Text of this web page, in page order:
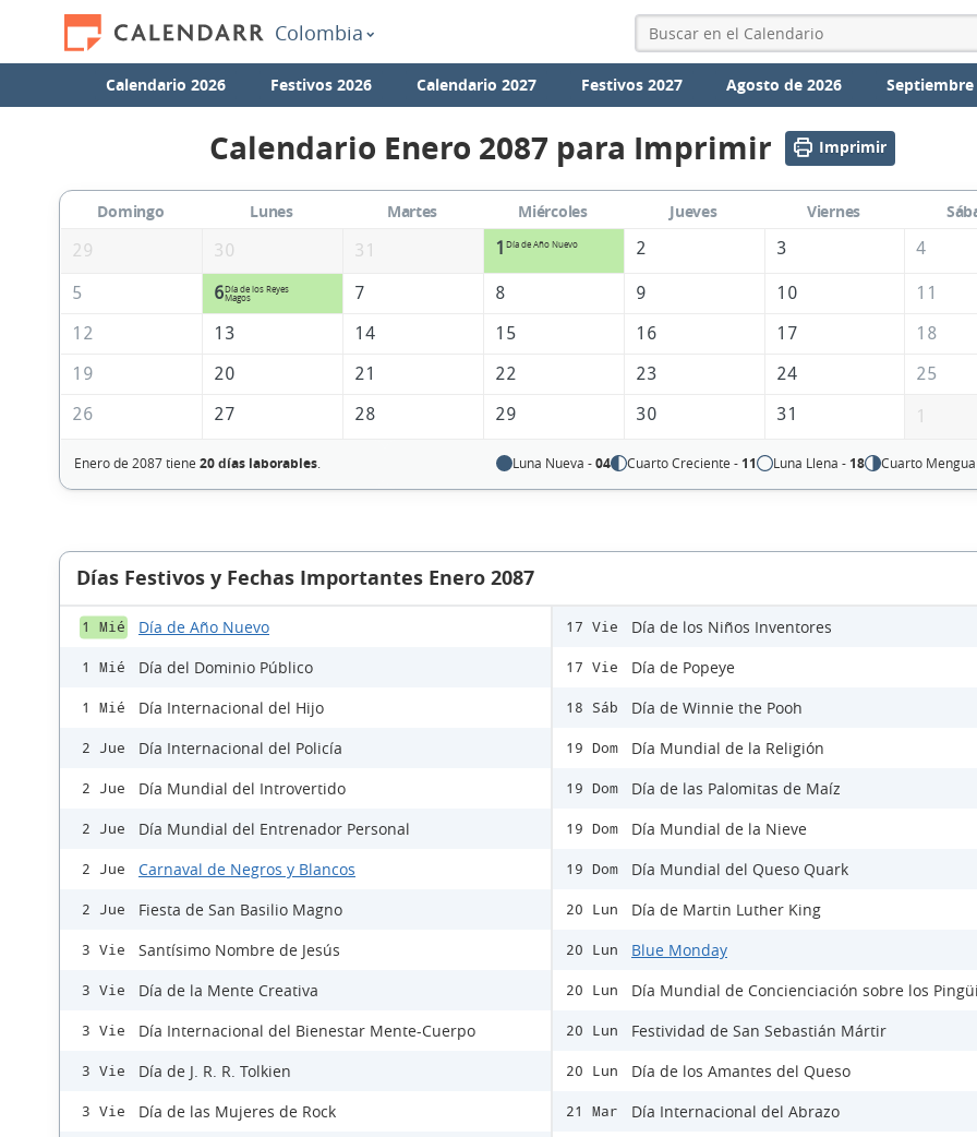
Colombia
Calendario 2026 Festivos 2026 Calendario 2027 Festivos 2027 Agosto de 2026 Septiembre
Calendario Enero 2087 para Imprimir Imprimir
Domingo Lunes Martes Miércoles Jueves Viernes
29
30 31 1 Día de Año Nuevo 2 3 4
5 6Día de los Reyes
Magos
7 8 9 10
11
12
13 14 15 16 17
18
19
20 21 22 23 24
25
26
27 28 29 30 31 1
Enero de 2087 tiene 20 días laborables. Luna Nueva -04 Cuarto Creciente - 11 Luna Llena - 18 Cuarto
Días Festivos y Fechas Importantes Enero 2087
1 Mié Día de Año Nuevo
1 Mié Día del Dominio Público
1 Mié Día Internacional del Hijo
2 Jue Día Internacional del Policía
2 Jue Día Mundial del Introvertido
2 Jue Día Mundial del Entrenador Personal
2 Jue Carnaval de Negros y Blancos
2 Jue Fiesta de San Basilio Magno
3 Vie Santísimo Nombre de Jesús
3 Vie Día de la Mente Creativa
3 Vie Día Internacional del Bienestar Mente-Cuerpo
3 Vie Día de J. R. R. Tolkien
3 Vie Día de las Mujeres de Rock
17 Vie Día de los Niños Inventores
17 Vie Día de Popeye
18 Sáb Día de Winnie the Pooh
19 Dom Día Mundial de la Religión
19 Dom Día de las Palomitas de Maíz
19 Dom Día Mundial de la Nieve
19 Dom Día Mundial del Queso Quark
20 Lun Día de Martin Luther King
20 Lun Blue Monday
20 Lun Día Mundial de Concienciación sobre los
20 Lun Festividad de San Sebastián Mártir
20 Lun Día de los Amantes del Queso
21 Mar Día Internacional del Abrazo